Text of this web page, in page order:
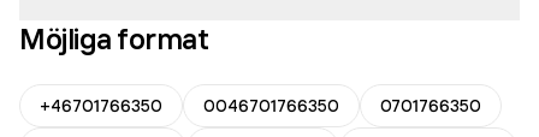
Möjliga format
+46701766350 0046701766350
0701766350